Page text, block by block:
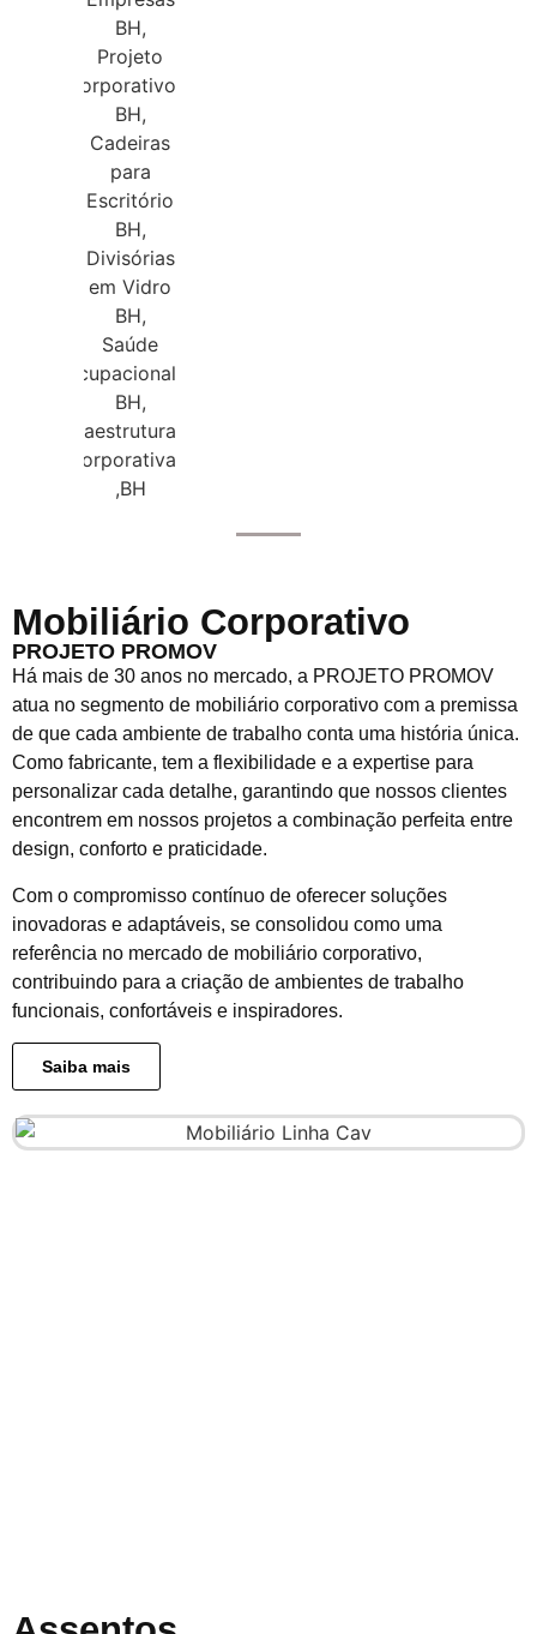
Mobiliário Corporativo
PROJETO PROMOV
Há mais de 30 anos no mercado, a PROJETO PROMOV
atua no segmento de mobiliário corporativo com a premissa
de que cada ambiente de trabalho conta uma história única.
Como fabricante, tem a flexibilidade e a expertise para
personalizar cada detalhe, garantindo que nossos clientes
encontrem em nossos projetos a combinação perfeita entre
design, conforto e praticidade.
Com o compromisso contínuo de oferecer soluções
inovadoras e adaptáveis, se consolidou como uma
referência no mercado de mobiliário corporativo,
contribuindo para a criação de ambientes de trabalho
funcionais, confortáveis e inspiradores.
Saiba mais